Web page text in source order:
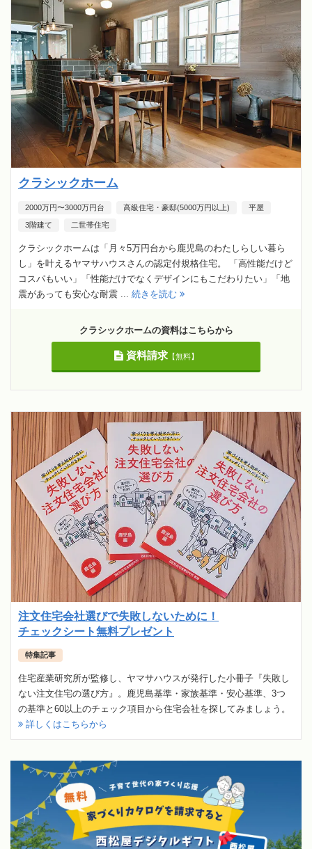
クラシックホーム
2000万円〜3000万円台 高級住宅・豪邸(5000万円以上) 平屋
3階建て 二世帯住宅
クラシックホームは「月々5万円台から鹿児島のわたしらしい暮ら
し」を叶えるヤマサハウスさんの認定付規格住宅。 「高性能だけど
コスパもいい」「性能だけでなくデザインにもこだわりたい」「地
震があっても安心な耐震 ... 続きを読む
クラシックホームの資料はこちらから
資料請求【無料】
注文住宅会社選びで失敗しないために！
チェックシート無料プレゼント
特集記事
住宅産業研究所が監修し、ヤマサハウスが発行した小冊子『失敗し
ない注文住宅の選び方』。鹿児島基準・家族基準・安心基準、3つ
の基準と60以上のチェック項目から住宅会社を探してみましょう。
詳しくはこちらから